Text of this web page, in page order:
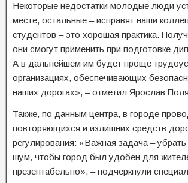
Некоторые недостатки молодые люди
месте, остальные – исправят наши
студентов – это хорошая практика.
они смогут применить при подготовке
А в дальнейшем им будет проще
организациях, обеспечивающих
наших дорогах», – отметил Ярослав
Также, по данным центра, в городе
повторяющихся и излишних средств
регулирования: «Важная задача –
шум, чтобы город был удобен для
презентабельно», – подчеркнули